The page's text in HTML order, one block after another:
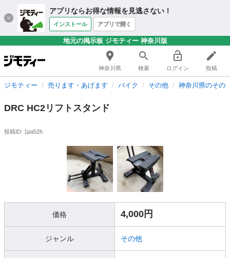
アプリならお得な情報を見逃さない！
インストール アプリで開く
地元の掲示板 ジモティー 神奈川版
神奈川県 検索 ログイン 投稿
ジモティー 売ります・あげます バイク その他 神奈川県のその
DRC HC2リフトスタンド
投稿ID: 1pa52h
価格 4,000円
ジャンル その他